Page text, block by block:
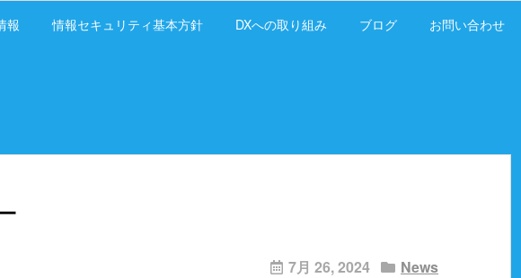
報 情報セキュリティ基本方針 DXへの取り組み ブログ お問い合わせ
7月 26, 2024 News